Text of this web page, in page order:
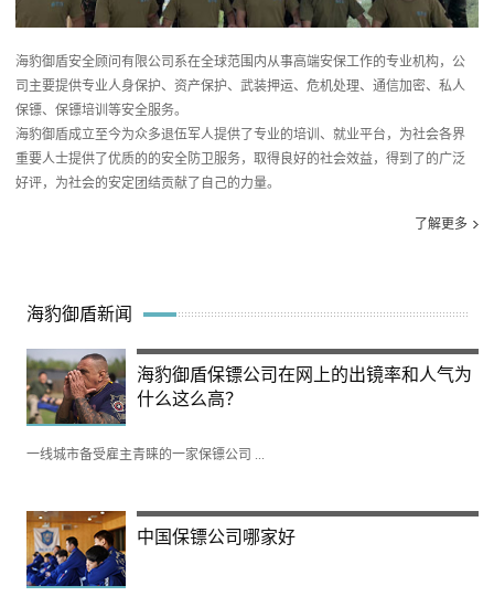
海豹御盾安全顾问有限公司系在全球范围内从事高端安保工作的专业机构，公
司主要提供专业人身保护、资产保护、武装押运、危机处理、通信加密、私人
保镖、保镖培训等安全服务。
海豹御盾成立至今为众多退伍军人提供了专业的培训、就业平台，为社会各界
重要人士提供了优质的的安全防卫服务，取得良好的社会效益，得到了的广泛
好评，为社会的安定团结贡献了自己的力量。
了解更多
海豹御盾新闻
海豹御盾保镖公司在网上的出镜率和人气为
什么这么高？
一线城市备受雇主青睐的一家保镖公司 ...
中国保镖公司哪家好